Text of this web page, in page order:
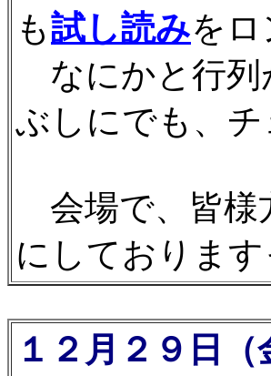
も試し読みを
なにかと行列
ぶしにでも、
会場で、皆様
にしておりま
１２月２９日（